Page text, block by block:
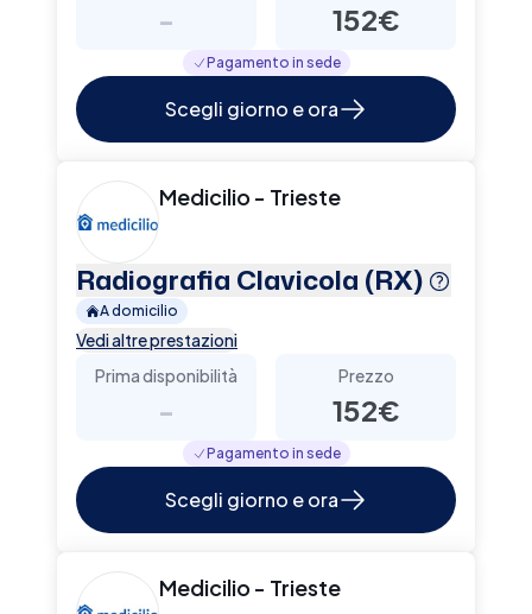
- 152€
Pagamento in sede
Scegli giorno e ora
Medicilio - Trieste
Radiografia Clavicola (RX)
A domicilio
Vedi altre prestazioni
Prima disponibilità
-
Prezzo
152€
Pagamento in sede
Scegli giorno e ora
Medicilio - Trieste